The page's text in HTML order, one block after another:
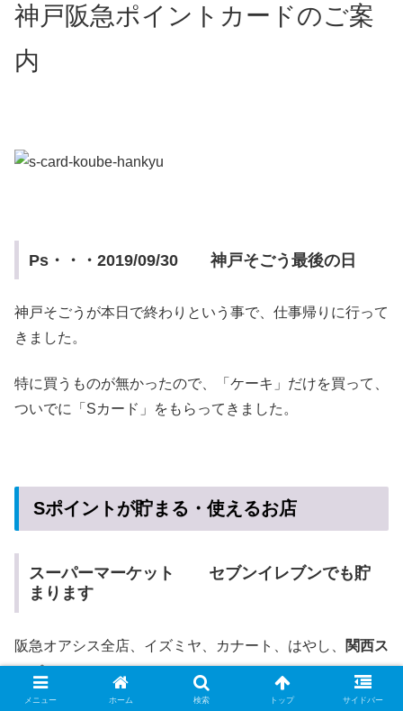
神戸阪急ポイントカードのご案
内
Ps・・・2019/09/30 神戸そごう最後の日
神戸そごうが本日で終わりという事で、仕事帰りに行って
きました。
特に買うものが無かったので、「ケーキ」だけを買って、
ついでに「Sカード」をもらってきました。
Sポイントが貯まる・使えるお店
スーパーマーケット セブンイレブンでも貯
まります
阪急オアシス全店、イズミヤ、カナート、はやし、
関西ス
ーパー
メニュー ホーム 検索 トップ サイドバー